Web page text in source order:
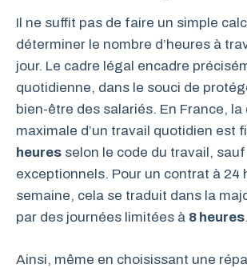
Il ne suffit pas de faire un simple
déterminer le nombre d’heures à
jour. Le cadre légal encadre
quotidienne, dans le souci de
bien-être des salariés. En France, la
maximale d’un travail quotidien est
heures selon le code du travail,
exceptionnels. Pour un contrat à 24
semaine, cela se traduit dans la
par des journées limitées à 8 heures.
Ainsi, même en choisissant une